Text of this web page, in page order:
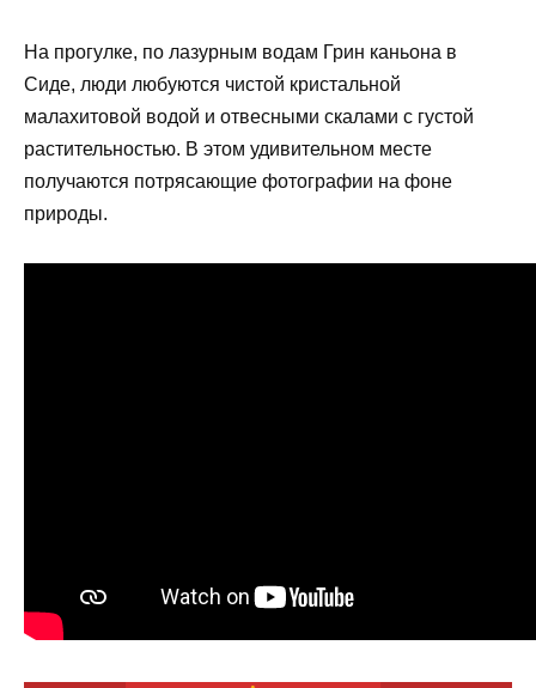
На прогулке, по лазурным водам Грин каньона в
Сиде, люди любуются чистой кристальной
малахитовой водой и отвесными скалами с густой
растительностью. В этом удивительном месте
получаются потрясающие фотографии на фоне
природы.